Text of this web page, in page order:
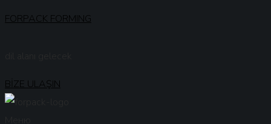
FORPACK FORMING
BİZE ULAŞIN